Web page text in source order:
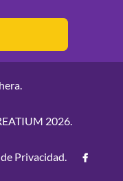
2026.
Privacidad.